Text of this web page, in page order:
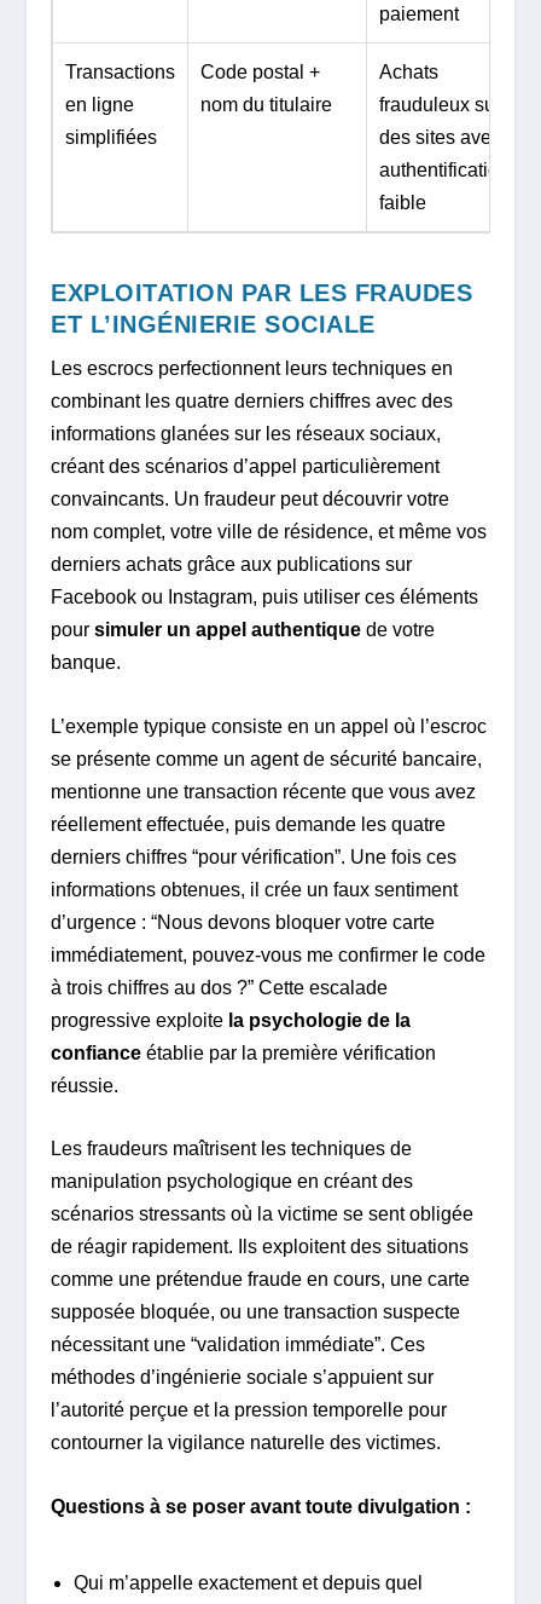
paiement
Transactions
en ligne
simplifiées
Code postal +
nom du titulaire
Achats
frauduleux sur
des sites avec
authentification
faible
EXPLOITATION PAR LES FRAUDES
ET L’INGÉNIERIE SOCIALE
Les escrocs perfectionnent leurs techniques en
combinant les quatre derniers chiffres avec des
informations glanées sur les réseaux sociaux,
créant des scénarios d’appel particulièrement
convaincants. Un fraudeur peut découvrir votre
nom complet, votre ville de résidence, et même vos
derniers achats grâce aux publications sur
Facebook ou Instagram, puis utiliser ces éléments
poursimuler un appel authentique de votre
banque.
L’exemple typique consiste en un appel où l’escroc
se présente comme un agent de sécurité bancaire,
mentionne une transaction récente que vous avez
réellement effectuée, puis demande les quatre
derniers chiffres “pour vérification”. Une fois ces
informations obtenues, il crée un faux sentiment
d’urgence : “Nous devons bloquer votre carte
immédiatement, pouvez-vous me confirmer le code
à trois chiffres au dos ?” Cette escalade
progressive exploite la psychologie de la
confiance établie par la première vérification
réussie.
Les fraudeurs maîtrisent les techniques de
manipulation psychologique en créant des
scénarios stressants où la victime se sent obligée
de réagir rapidement. Ils exploitent des situations
comme une prétendue fraude en cours, une carte
supposée bloquée, ou une transaction suspecte
nécessitant une “validation immédiate”. Ces
méthodes d’ingénierie sociale s’appuient sur
l’autorité perçue et la pression temporelle pour
contourner la vigilance naturelle des victimes.
Questions à se poser avant toute divulgation :
Qui m’appelle exactement et depuis quel